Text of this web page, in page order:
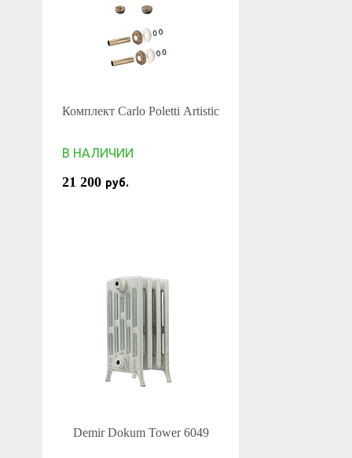
Комплект Carlo Poletti Artistic
В НАЛИЧИИ
21 200 руб.
Demir Dokum Tower 6049